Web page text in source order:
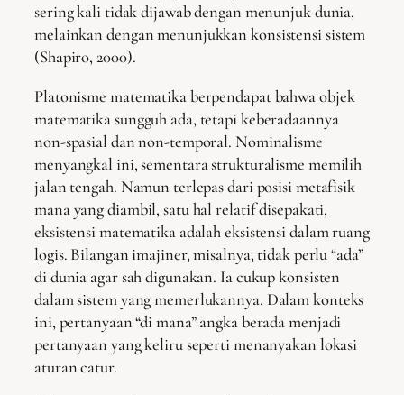
sering kali tidak dijawab dengan menunjuk dunia,
melainkan dengan menunjukkan konsistensi sistem
(Shapiro, 2000).
Platonisme matematika berpendapat bahwa objek
matematika sungguh ada, tetapi keberadaannya
non-spasial dan non-temporal. Nominalisme
menyangkal ini, sementara strukturalisme memilih
jalan tengah. Namun terlepas dari posisi metafisik
mana yang diambil, satu hal relatif disepakati,
eksistensi matematika adalah eksistensi dalam ruang
logis. Bilangan imajiner, misalnya, tidak perlu “ada”
di dunia agar sah digunakan. Ia cukup konsisten
dalam sistem yang memerlukannya. Dalam konteks
ini, pertanyaan “di mana” angka berada menjadi
pertanyaan yang keliru seperti menanyakan lokasi
aturan catur.